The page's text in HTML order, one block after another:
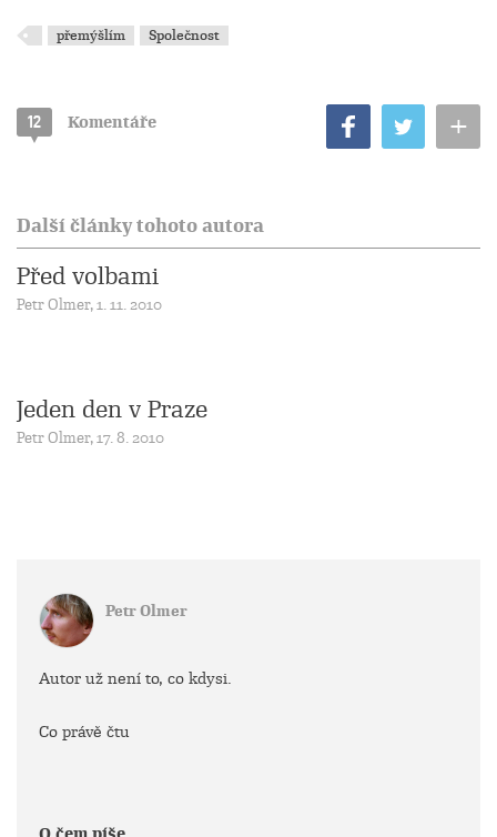
přemýšlím Společnost
12 Komentáře +
Další články tohoto autora
Před volbami
Petr Olmer, 1. 11. 2010
Jeden den v Praze
Petr Olmer, 17. 8. 2010
Petr Olmer
Autor už není to, co kdysi.
Co právě čtu